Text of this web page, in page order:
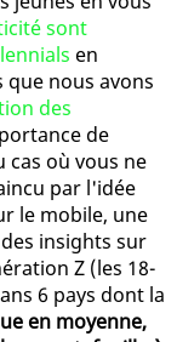
sont
en
nous avons
des
de
cas où vous ne
par l'idée
le mobile, une
insights sur
Z (les 18-
6 pays dont la
en moyenne,